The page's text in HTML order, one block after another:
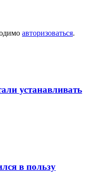
авторизоваться.
устанавливать
в пользу